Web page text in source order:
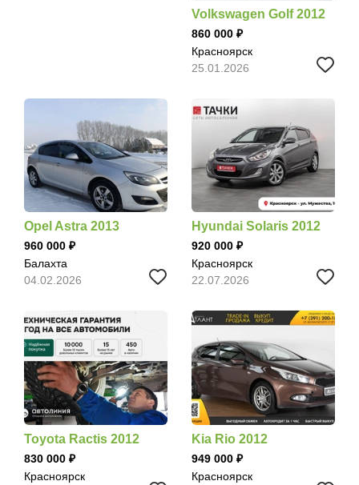
Volkswagen Golf 2012
860 000
Красноярск
25.01.2026
Opel Astra 2013
960 000
Балахта
04.02.2026
Hyundai Solaris 2012
920 000
Красноярск
22.07.2026
Toyota Ractis 2012
830 000
Красноярск
Kia Rio 2012
949 000
Красноярск